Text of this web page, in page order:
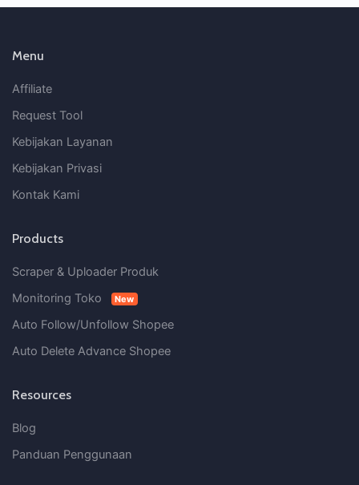
Menu
Affiliate
Request Tool
Kebijakan Layanan
Kebijakan Privasi
Kontak Kami
Products
Scraper & Uploader Produk
Monitoring Toko
New
Auto Follow/Unfollow Shopee
Auto Delete Advance Shopee
Resources
Blog
Panduan Penggunaan